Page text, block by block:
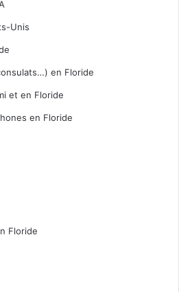
Unis
en Floride
et en Floride
en Floride
Floride